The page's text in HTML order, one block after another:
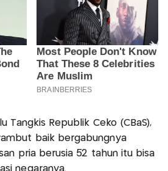
Tangkis Republik Ceko (CBaS),
baik bergabungnya
pria berusia 52 tahun itu bisa
negaranya.